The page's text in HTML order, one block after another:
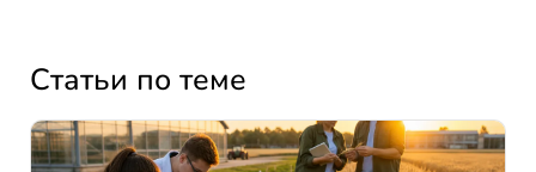
Статьи по теме